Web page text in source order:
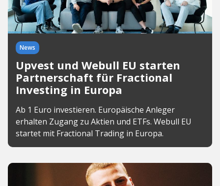
News
Upvest und Webull EU starten
Partnerschaft für Fractional
Investing in Europa
Ab 1 Euro investieren. Europäische Anleger
erhalten Zugang zu Aktien und ETFs. Webull EU
startet mit Fractional Trading in Europa.